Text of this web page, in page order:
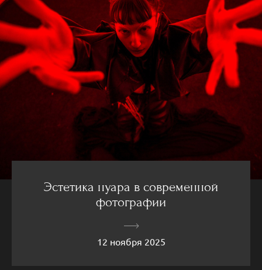
Эстетика нуара в современной
фотографии
12 ноября 2025